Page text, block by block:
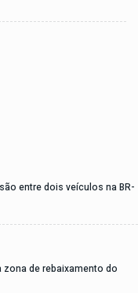
entre dois veículos na BR-
zona de rebaixamento do